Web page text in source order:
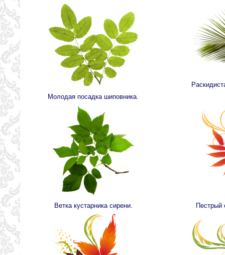
Молодая посадка шиповника.
Ветка кустарника сирени. Пестрый